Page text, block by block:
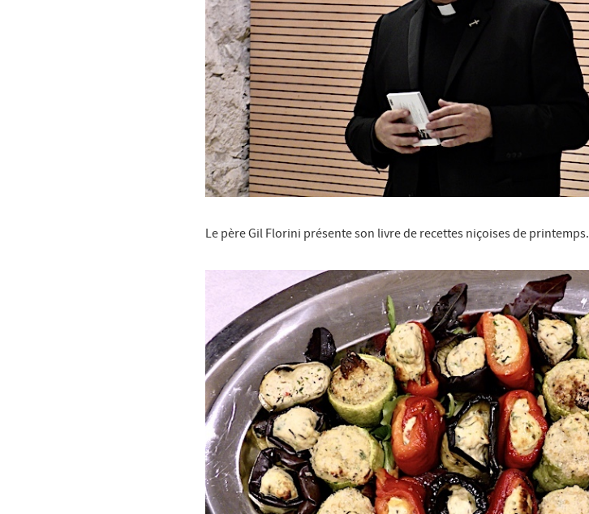
Le père Gil Florini présente son livre de recettes niçoises de printemps.